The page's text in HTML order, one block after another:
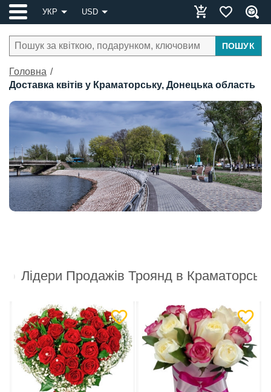
УКР USD
ПОШУК
Головна
Доставка квітів у Краматорську, Донецька область
Лідери Продажів Троянд в